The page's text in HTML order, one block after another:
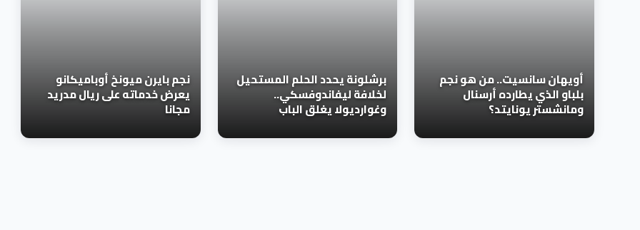
أويهان سانسيت.. من هو نجم
بلباو الذي يطارده أرسنال
ومانشستر يونايتد؟
برشلونة يحدد الحلم المستحيل
لخلافة ليفاندوفسكي..
وغوارديولا يغلق الباب
نجم بايرن ميونخ أوباميكانو
يعرض خدماته على ريال مدريد
مجانا